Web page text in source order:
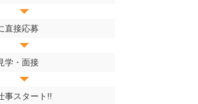
直接応募
学・面接
事スタート!!